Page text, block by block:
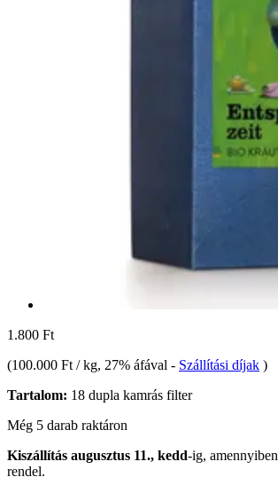
1.800 Ft
(100.000 Ft / kg, 27% áfával - Szállítási díjak )
Tartalom: 18 dupla kamrás filter
Még 5 darab raktáron
Kiszállítás augusztus 11., kedd-ig, amennyiben
rendel.